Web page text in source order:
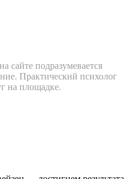
сайте подразумевается
Практический психолог
на площадке.